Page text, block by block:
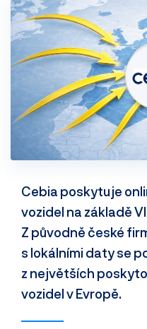
Cebia poskytuje
vozidel na základě
Z původně české
s lokálními daty se
z největších
vozidel v Evropě.